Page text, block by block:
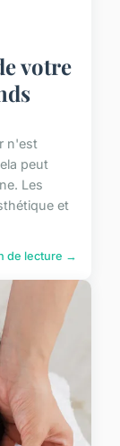
votre
n'est
peut
Les
et
de lecture →